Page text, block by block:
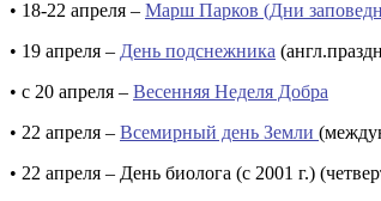
• 18-22 апреля – Марш Парков (Дни
• 19 апреля – День подснежника
• с 20 апреля – Весенняя Неделя Добра
• 22 апреля – Всемирный день Земли
• 22 апреля – День биолога (с 2001 г.)